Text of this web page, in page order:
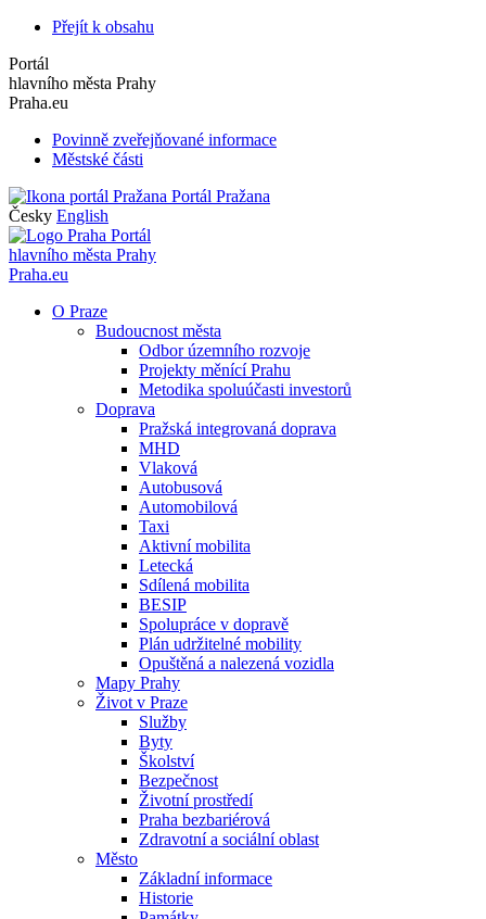
Přejít k obsahu
Portál
hlavního města Prahy
Praha.eu
Povinně zveřejňované informace
Městské části
Portál Pražana
Česky English
Portál
hlavního města Prahy
Praha.eu
O Praze
Budoucnost města
Odbor územního rozvoje
Projekty měnící Prahu
Metodika spoluúčasti investorů
Doprava
Pražská integrovaná doprava
MHD
Vlaková
Autobusová
Automobilová
Taxi
Aktivní mobilita
Letecká
Sdílená mobilita
BESIP
Spolupráce v dopravě
Plán udržitelné mobility
Opuštěná a nalezená vozidla
Mapy Prahy
Život v Praze
Služby
Byty
Školství
Bezpečnost
Životní prostředí
Praha bezbariérová
Zdravotní a sociální oblast
Město
Základní informace
Historie